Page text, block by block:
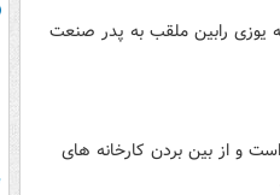
یوزی رابین ملقب به پدر صنعت
و از بین بردن کارخانه های